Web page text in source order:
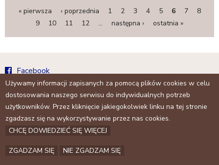
n
y
« pierwsza ‹ poprzednia 1 2 3 4 5 6 7
8
9
10 11 12 … następna › ostatnia »
Facebook
Archiwum
Kontakt
Używamy informacji zapisanych za pomocą plików cookies w celu
dostosowania naszego serwisu do indywidualnych potrzeb
użytkowników. Przez kliknięcie jakiegokolwiek linku na tej stronie
zgadzasz się na wykorzystywanie przez nas cookies.
CHCĘ DOWIEDZIEĆ SIĘ WIĘCEJ
ZGADZAM SIĘ NIE ZGADZAM SIĘ